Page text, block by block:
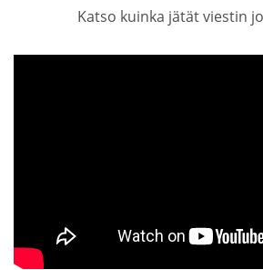
Katso kuinka jätät viestin